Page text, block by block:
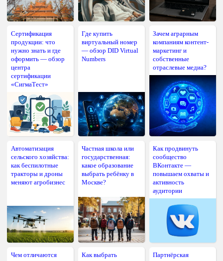
Сертификация
продукции: что
нужно знать и где
оформить — обзор
центра
сертификации
«СигмаТест»
Где купить
виртуальный номер
— обзор DID Virtual
Numbers
Зачем аграрным
компаниям контент-
маркетинг и
собственные
отраслевые медиа?
Автоматизация
сельского хозяйства:
как беспилотные
тракторы и дроны
меняют агробизнес
Частная школа или
государственная:
какое образование
выбрать ребёнку в
Москве?
Как продвинуть
сообщество
ВКонтакте —
повышаем охваты и
активность
аудитории
Чем отличаются
Как выбрать
Партнёрская